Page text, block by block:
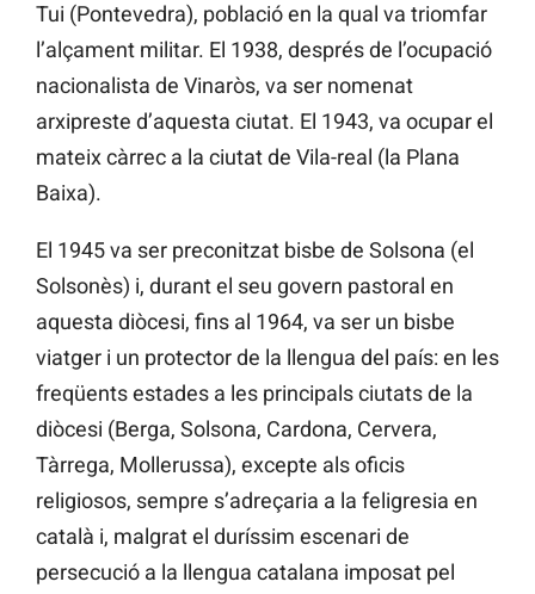
Tui (Pontevedra), població en la qual va triomfar
l’alçament militar. El 1938, després de l’ocupació
nacionalista de Vinaròs, va ser nomenat
arxipreste d’aquesta ciutat. El 1943, va ocupar el
mateix càrrec a la ciutat de Vila-real (la Plana
Baixa).
El 1945 va ser preconitzat bisbe de Solsona (el
Solsonès) i, durant el seu govern pastoral en
aquesta diòcesi, fins al 1964, va ser un bisbe
viatger i un protector de la llengua del país: en les
freqüents estades a les principals ciutats de la
diòcesi (Berga, Solsona, Cardona, Cervera,
Tàrrega, Mollerussa), excepte als oficis
religiosos, sempre s’adreçaria a la feligresia en
català i, malgrat el duríssim escenari de
persecució a la llengua catalana imposat pel